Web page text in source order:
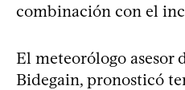
combinación con el
El meteorólogo asesor
Bidegain, pronosticó